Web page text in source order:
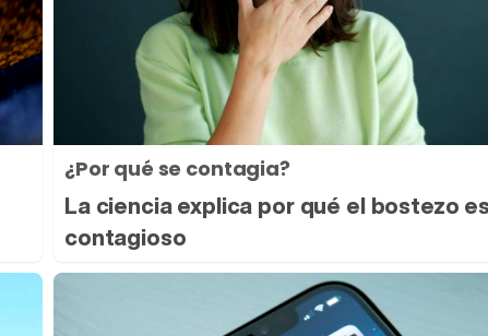
¿Por qué se contagia?
La ciencia explica por qué el bostezo
contagioso